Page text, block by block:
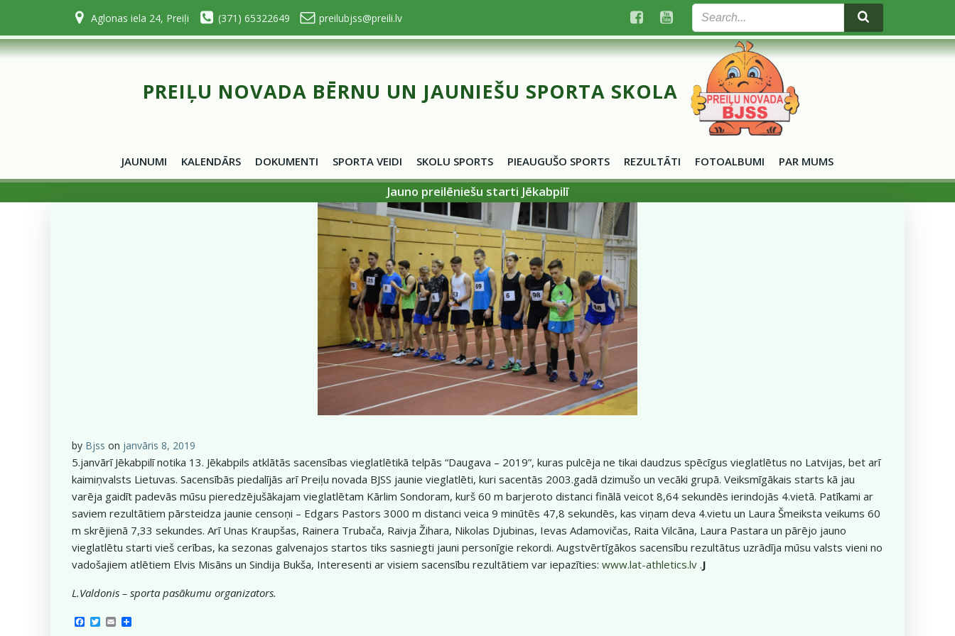
content
Aglonas iela 24, Preiļi (371) 65322649 preilubjss@preili.lv
PREIĻU NOVADA BĒRNU UN JAUNIEŠU SPORTA SKOLA
JAUNUMI KALENDĀRS DOKUMENTI SPORTA VEIDI SKOLU SPORTS PIEAUGUŠO SPORTS REZULTĀTI FOTOALBUMI PAR MUMS
Jauno preilēniešu starti Jēkabpilī
by Bjss on janvāris 8, 2019
5.janvārī Jēkabpilī notika 13. Jēkabpils atklātās sacensības vieglatlētikā telpās “Daugava – 2019”, kuras pulcēja ne tikai daudzus spēcīgus vieglatlētus no Latvijas, bet arī
kaimiņvalsts Lietuvas. Sacensībās piedalījās arī Preiļu novada BJSS jaunie vieglatlēti, kuri sacentās 2003.gadā dzimušo un vecāki grupā. Veiksmīgākais starts kā jau
varēja gaidīt padevās mūsu pieredzējušākajam vieglatlētam Kārlim Sondoram, kurš 60 m barjeroto distanci finālā veicot 8,64 sekundēs ierindojās 4.vietā. Patīkami ar
saviem rezultātiem pārsteidza jaunie censoņi – Edgars Pastors 3000 m distanci veica 9 minūtēs 47,8 sekundēs, kas viņam deva 4.vietu un Laura Šmeiksta veikums 60
m skrējienā 7,33 sekundes. Arī Unas Kraupšas, Rainera Trubača, Raivja Žihara, Nikolas Djubinas, Ievas Adamovičas, Raita Vilcāna, Laura Pastara un pārējo jauno
vieglatlētu starti vieš cerības, ka sezonas galvenajos startos tiks sasniegti jauni personīgie rekordi. Augstvērtīgākos sacensību rezultātus uzrādīja mūsu valsts vieni no
vadošajiem atlētiem Elvis Misāns un Sindija Bukša, Interesenti ar visiem sacensību rezultātiem var iepazīties: www.lat-athletics.lv .J
L.Valdonis – sporta pasākumu organizators.
Facebook
Twitter
Email